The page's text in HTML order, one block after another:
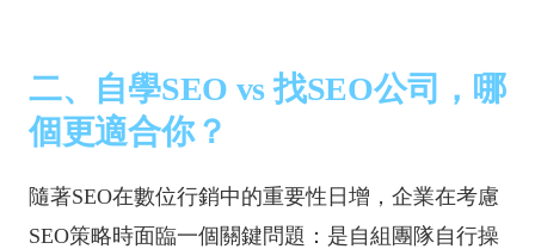
二、自學SEO vs 找SEO公司，哪
個更適合你？
隨著SEO在數位行銷中的重要性日增，企業在考慮
SEO策略時面臨一個關鍵問題：是自組團隊自行操